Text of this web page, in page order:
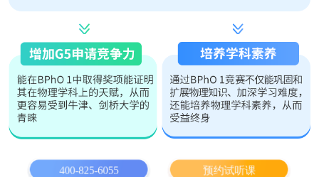
400-825-6055 预约试听课